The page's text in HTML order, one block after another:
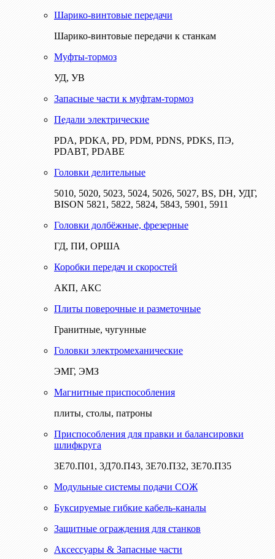
Шарико-винтовые передачи
Шарико-винтовые передачи к станкам
Муфты-тормоз
УД, УВ
Запасные части к муфтам-тормоз
Педали электрические
PDA, PDKA, PD, PDM, PDNS, PDKS, ПЭ,
PDABT, PDABE
Головки делительные
5010, 5020, 5023, 5024, 5026, 5027, BS, DH, УДГ,
BISON 5821, 5822, 5824, 5843, 5901, 5911
Головки долбёжные, фрезерные
ГД, ПИ, ОРША
Коробки передач и скоростей
АКП, АКС
Плиты поверочные и разметочные
Гранитные, чугунные
Головки электромеханические
ЭМГ, ЭМЗ
Магнитные приспособления
плиты, столы, патроны
Приспособления для правки и балансировки
шлифкруга
3Е70.П01, 3Д70.П43, 3Е70.П32, 3Е70.П35
Модульные системы подачи СОЖ
Буксируемые гибкие кабель-каналы
Защитные ограждения для станков
Аксессуары & Запасные части